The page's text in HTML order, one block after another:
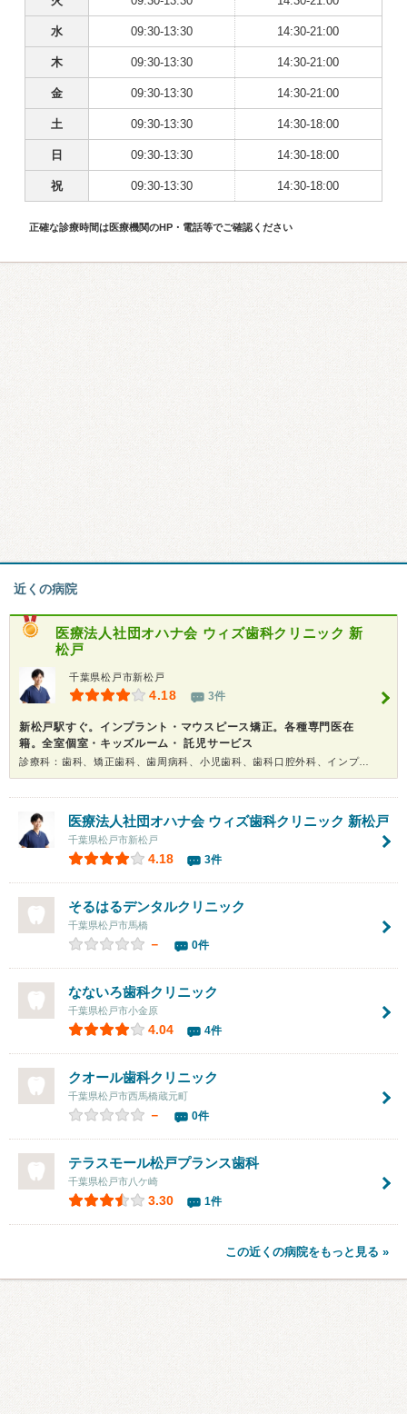
水 09:30-13:30 14:30-21:00
木 09:30-13:30 14:30-21:00
金 09:30-13:30 14:30-21:00
土 09:30-13:30 14:30-18:00
日 09:30-13:30 14:30-18:00
祝 09:30-13:30 14:30-18:00
正確な診療時間は医療機関のHP・電話等でご確認ください
近くの病院
医療法人社団オハナ会 ウィズ歯科クリニック 新
松戸
千葉県松戸市新松戸
4.18 3件
新松戸駅すぐ。インプラント・マウスピース矯正。各種専門医在
籍。全室個室・キッズルーム・ 託児サービス
診療科：歯科、矯正歯科、歯周病科、小児歯科、歯科口腔外科、インプラント、ホワイトニング
医療法人社団オハナ会 ウィズ歯科クリニック 新松戸
千葉県松戸市新松戸
4.18 3件
そるはるデンタルクリニック
千葉県松戸市馬橋
－ 0件
なないろ歯科クリニック
千葉県松戸市小金原
4.04 4件
クオール歯科クリニック
千葉県松戸市西馬橋蔵元町
－ 0件
テラスモール松戸プランス歯科
千葉県松戸市八ケ崎
3.30 1件
この近くの病院をもっと見る »